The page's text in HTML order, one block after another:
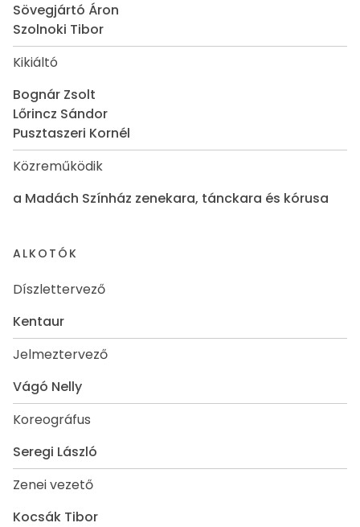
Sövegjártó Áron
Szolnoki Tibor
Kikiáltó
Bognár Zsolt
Lőrincz Sándor
Pusztaszeri Kornél
Közreműködik
a Madách Színház zenekara, tánckara és kórusa
ALKOTÓK
Díszlettervező
Kentaur
Jelmeztervező
Vágó Nelly
Koreográfus
Seregi László
Zenei vezető
Kocsák Tibor